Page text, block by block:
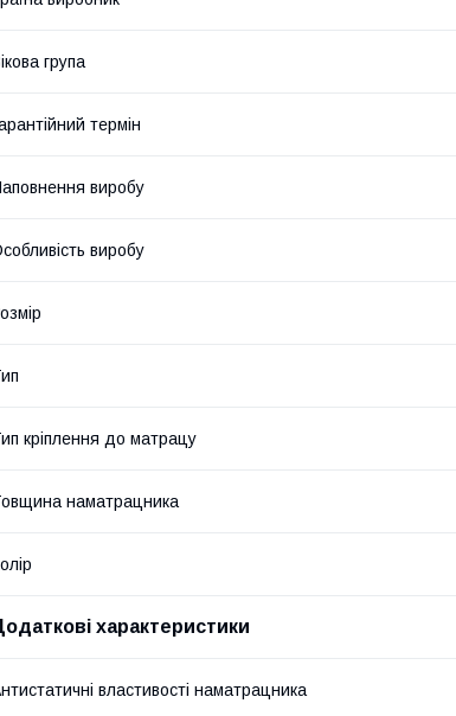
група
термін
виробу
виробу
кріплення до матрацу
наматрацника
характеристики
властивості наматрацника